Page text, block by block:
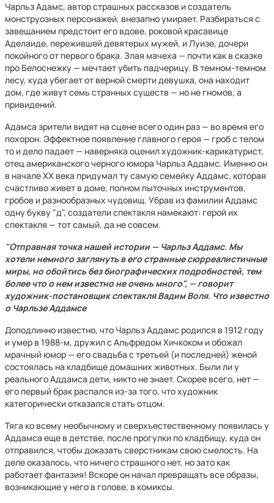
Чарльз Адамс, автор страшных рассказов и создатель
монструозных персонажей, внезапно умирает. Разбираться с
завещанием предстоит его вдове, роковой красавице
Аделаиде, пережившей девятерых мужей, и Луизе, дочери
покойного от первого брака. Злая мачеха — почти как в сказке
про Белоснежку — мечтает убить падчерицу. В темном-темном
лесу, куда убегает от верной смерти девушка, она находит
дом, где живут семь странных существ — но не гномов, а
привидений.
Адамса зрители видят на сцене всего один раз — во время его
похорон. Эффектное появление главного героя — гроб с телом
то и дело падает — наверняка оценил художник-карикатурист,
отец американского черного юмора Чарльз Аддамс. Именно он
в начале ХХ века придумал ту самую семейку Аддамс, которая
счастливо живет в доме, полном пыточных инструментов,
гробов и разнообразных чудовищ. Убрав из фамилии Аддамс
одну букву "д", создатели спектакля намекают: герой их
спектакля — тот самый, да не совсем.
"Отправная точка нашей истории — Чарльз Аддамс. Мы
хотели немного заглянуть в его странные сюрреалистичные
миры, но обойтись без биографических подробностей, тем
более что о нем известно не очень много", — говорит
художник-постановщик спектакля Вадим Воля. Что известно
о Чарльзе Аддамсе
Доподлинно известно, что Чарльз Аддамс родился в 1912 году
и умер в 1988-м, дружил с Альфредом Хичкоком и обожал
мрачный юмор — его свадьба с третьей (и последней) женой
состоялась на кладбище домашних животных. Были ли у
реального Аддамса дети, никто не знает. Скорее всего, нет —
его первый брак распался из-за того, что художник
категорически отказался стать отцом.
Тяга ко всему необычному и сверхъестественному появилась у
Аддамса еще в детстве, после прогулки по кладбищу, куда он
отправился, чтобы доказать сверстникам свою смелость. На
деле оказалось, что ничего страшного нет, но зато как
работает фантазия! Вскоре он начал превращать все образы,
возникающие у него в голове, в комиксы.